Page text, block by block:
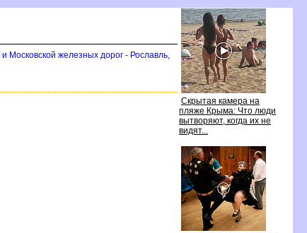
Скрытая камера на
пляже Крыма: Что люди
ытворяют, когда их не
идят...
Московской железных дорог - Рославль,